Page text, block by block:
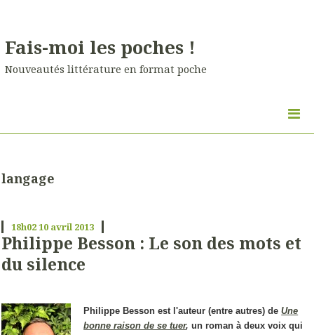
Fais-moi les poches !
Nouveautés littérature en format poche
langage
18h0210 avril 2013
Philippe Besson : Le son des mots et
du silence
Philippe Besson est l'auteur (entre autres) deUne
bonne raison de se tuer,un roman à deux voix qui